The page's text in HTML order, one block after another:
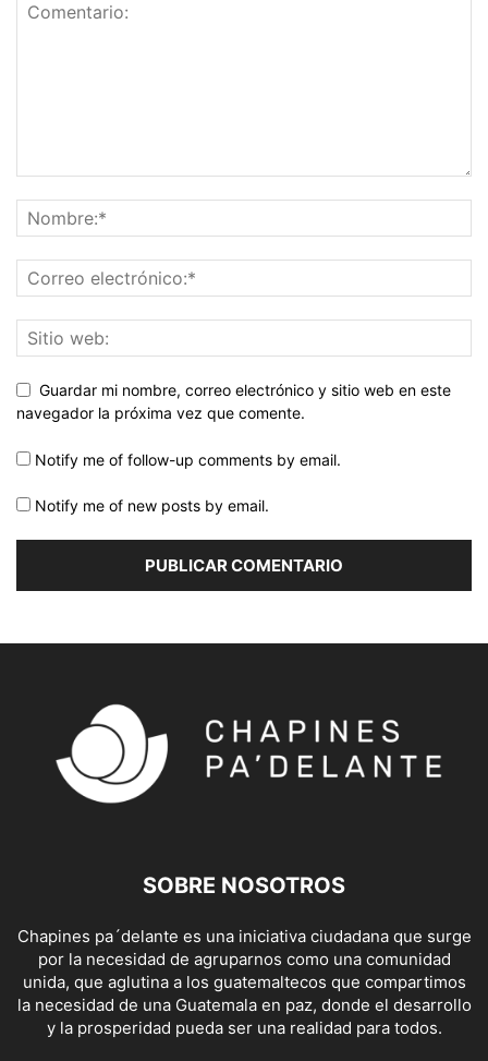
Guardar mi nombre, correo electrónico y sitio web en este
navegador la próxima vez que comente.
Notify me of follow-up comments by email.
Notify me of new posts by email.
SOBRE NOSOTROS
Chapines pa´delante es una iniciativa ciudadana que surge
por la necesidad de agruparnos como una comunidad
unida, que aglutina a los guatemaltecos que compartimos
la necesidad de una Guatemala en paz, donde el desarrollo
y la prosperidad pueda ser una realidad para todos.